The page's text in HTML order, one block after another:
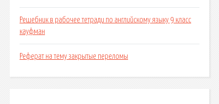
Решебник в рабочее тетради по английскому языку 9 класс
кауфман
Реферат на тему закрытые переломы